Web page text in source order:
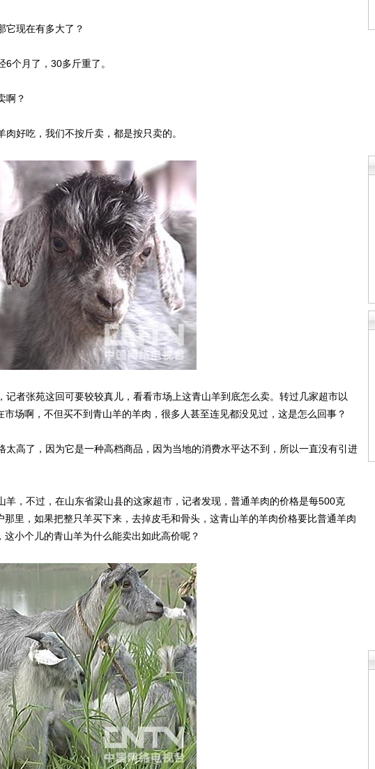
现在有多大了？
个月了，30多斤重了。
啊？
好吃，我们不按斤卖，都是按只卖的。
者张苑这回可要较较真儿，看看市场上这青山羊到底怎么卖。转过几家超市以
市场啊，不但买不到青山羊的羊肉，很多人甚至连见都没见过，这是怎么回事？
高了，因为它是一种高档商品，因为当地的消费水平达不到，所以一直没有引进
，不过，在山东省梁山县的这家超市，记者发现，普通羊肉的价格是每500克
那里，如果把整只羊买下来，去掉皮毛和骨头，这青山羊的羊肉价格要比普通羊肉
这小个儿的青山羊为什么能卖出如此高价呢？